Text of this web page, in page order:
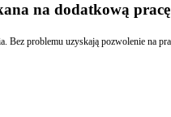
na dodatkową pracę